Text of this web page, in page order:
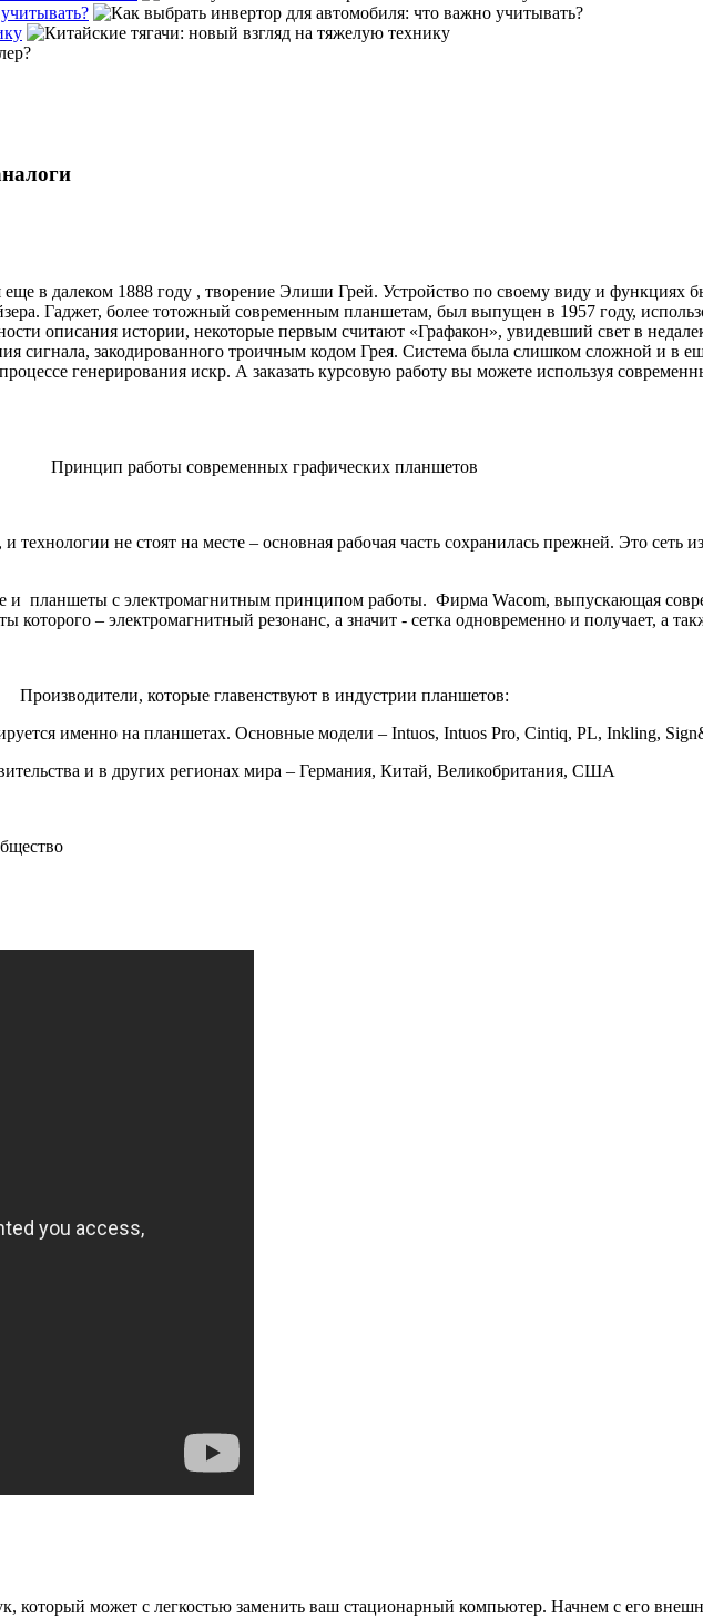
в далеком 1888 году , творение Элиши Грей. Устройство по своему виду и функциях
Гаджет, более тотожный современным планшетам, был выпущен в 1957 году,
описания истории, некоторые первым считают «Графакон», увидевший свет в
сигнала, закодированного троичным кодом Грея. Система была слишком сложной и в
генерирования искр. А заказать курсовую работу вы можете используя
Принцип работы современных графических планшетов
технологии не стоят на месте – основная рабочая часть сохранилась прежней. Это сеть
и планшеты с электромагнитным принципом работы. Фирма Wacom, выпускающая
которого – электромагнитный резонанс, а значит - сетка одновременно и получает, а
Производители, которые главенствуют в индустрии планшетов:
именно на планшетах. Основные модели – Intuos, Intuos Pro, Cintiq, PL, Inkling,
и в других регионах мира – Германия, Китай, Великобритания, США
который может с легкостью заменить ваш стационарный компьютер. Начнем с его